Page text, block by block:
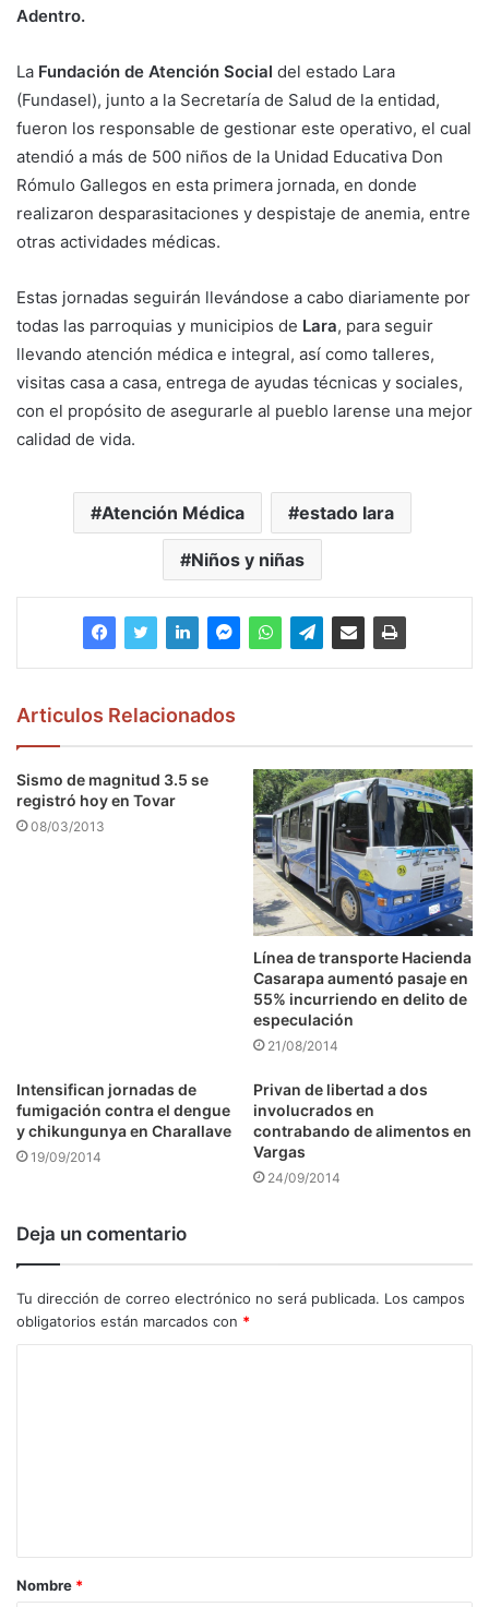
Adentro.
La Fundación de Atención Social del estado Lara
(Fundasel), junto a la Secretaría de Salud de la entidad,
fueron los responsable de gestionar este operativo, el cual
atendió a más de 500 niños de la Unidad Educativa Don
Rómulo Gallegos en esta primera jornada, en donde
realizaron desparasitaciones y despistaje de anemia, entre
otras actividades médicas.
Estas jornadas seguirán llevándose a cabo diariamente por
todas las parroquias y municipios de Lara, para seguir
llevando atención médica e integral, así como talleres,
visitas casa a casa, entrega de ayudas técnicas y sociales,
con el propósito de asegurarle al pueblo larense una mejor
calidad de vida.
Atención Médica estado lara
Niños y niñas
Articulos Relacionados
Sismo de magnitud 3.5 se
registró hoy en Tovar
08/03/2013
Línea de transporte Hacienda
Casarapa aumentó pasaje en
55% incurriendo en delito de
especulación
21/08/2014
Intensifican jornadas de
fumigación contra el dengue
y chikungunya en Charallave
19/09/2014
Privan de libertad a dos
involucrados en
contrabando de alimentos en
Vargas
24/09/2014
Deja un comentario
Tu dirección de correo electrónico no será publicada. Los campos
obligatorios están marcados con *
a
r
Nombre *